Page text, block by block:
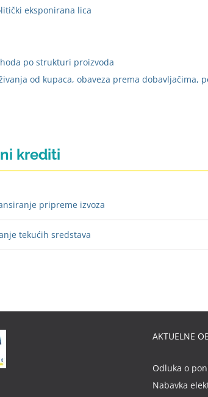
eksponirana lica
po strukturi proizvoda
od kupaca, obaveza prema dobavljačima,
krediti
pripreme izvoza
tekućih sredstava
AKTUELNE
Odluka o
Nabavka